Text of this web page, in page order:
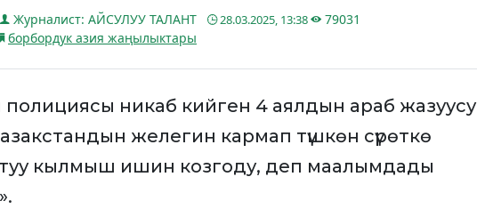
Журналист: АЙСУЛУУ ТАЛАНТ 28.03.2025, 13:38
79031
борбордук азия жаңылыктары
никаб кийген 4 аялдын араб жазуусу
Казакстандын желегин кармап түшкөн сүрөткө
кылмыш ишин козгоду, деп маалымдады